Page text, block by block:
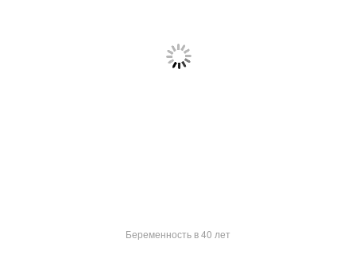
Беременность в 40 лет